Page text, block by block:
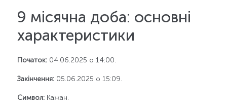
9 місячна доба: основні
характеристики
Початок:04.06.2025 о 14:00.
Закінчення:05.06.2025 о 15:09.
Символ:Кажан.